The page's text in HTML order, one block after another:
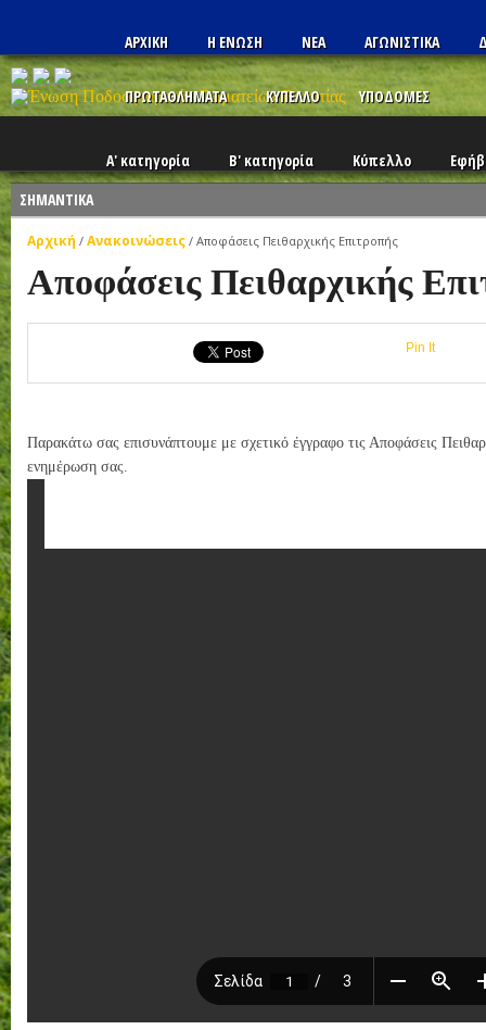
ΑΡΧΙΚΗ Η ΕΝΩΣΗ ΝΕΑ ΑΓΩΝΙΣΤΙΚΑ
ΠΡΩΤΑΘΛΗΜΑΤΑ ΚΥΠΕΛΛΟ ΥΠΟΔΟΜΕΣ
Α' κατηγορία Β' κατηγορία Κύπελλο
ΣΗΜΑΝΤΙΚΑ
Αρχική / Ανακοινώσεις / Αποφάσεις Πειθαρχικής Επιτροπής
Αποφάσεις Πειθαρχικής
Pin It
Παρακάτω σας επισυνάπτουμε με σχετικό έγγραφο τις Αποφάσεις
ενημέρωση σας.